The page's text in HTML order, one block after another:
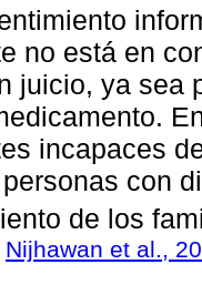
no está en
juicio, ya sea
incapaces
con
de los
Nijhawan et al.,